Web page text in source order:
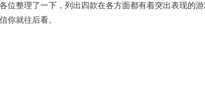
整理了一下，列出四款在各方面都有着突出表现的
你就往后看。